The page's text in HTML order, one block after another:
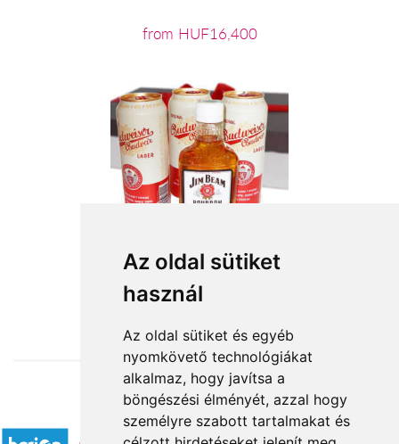
Az oldal sütiket
használ
Az oldal sütiket és egyéb
nyomkövető technológiákat
alkalmaz, hogy javítsa a
böngészési élményét, azzal hogy
személyre szabott tartalmakat és
from HUF16,400
from HUF14,400
Accepted payment methods